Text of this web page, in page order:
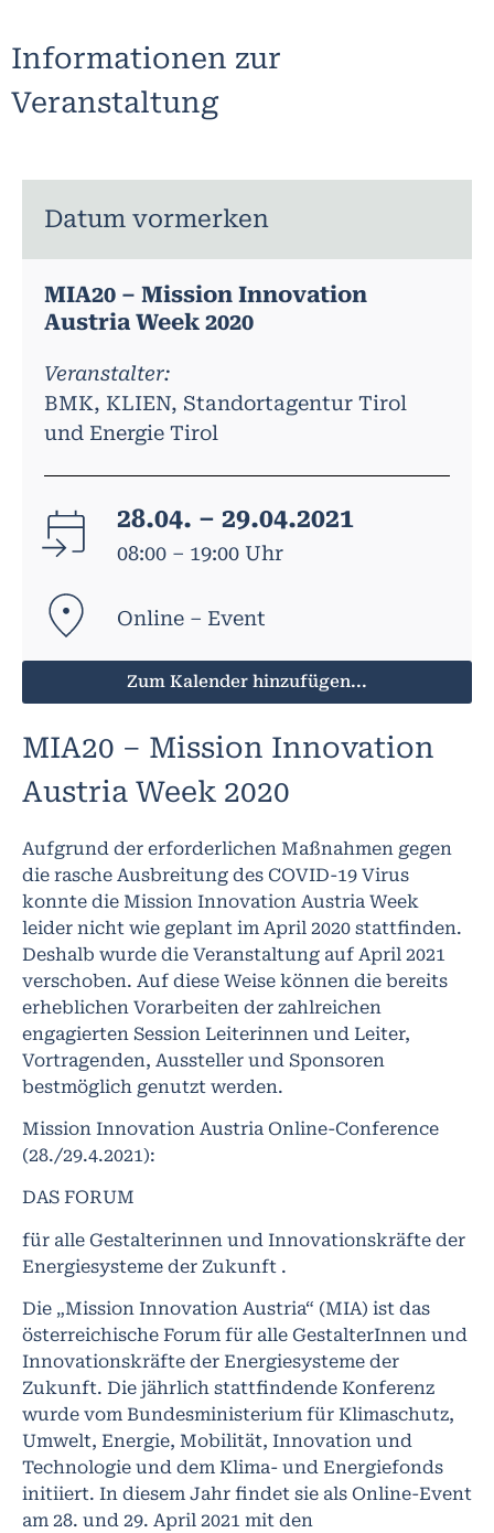
Informationen zur
Veranstaltung
Datum vormerken
MIA20 – Mission Innovation
Austria Week 2020
Veranstalter:
BMK, KLIEN, Standortagentur Tirol
und Energie Tirol
28.04. – 29.04.2021
08:00 – 19:00 Uhr
Online – Event
Zum Kalender hinzufügen...
MIA20 – Mission Innovation
Austria Week 2020
Aufgrund der erforderlichen Maßnahmen gegen
die rasche Ausbreitung des COVID-19 Virus
konnte die Mission Innovation Austria Week
leider nicht wie geplant im April 2020 stattfinden.
Deshalb wurde die Veranstaltung auf April 2021
verschoben. Auf diese Weise können die bereits
erheblichen Vorarbeiten der zahlreichen
engagierten Session Leiterinnen und Leiter,
Vortragenden, Aussteller und Sponsoren
bestmöglich genutzt werden.
Mission Innovation Austria Online-Conference
(28./29.4.2021):
DAS FORUM
für alle Gestalterinnen und Innovationskräfte der
Energiesysteme der Zukunft .
Die „Mission Innovation Austria“ (MIA) ist das
österreichische Forum für alle GestalterInnen und
Innovationskräfte der Energiesysteme der
Zukunft. Die jährlich stattfindende Konferenz
wurde vom Bundesministerium für Klimaschutz,
Umwelt, Energie, Mobilität, Innovation und
Technologie und dem Klima- und Energiefonds
initiiert. In diesem Jahr findet sie als Online-Event
am 28. und 29. April 2021 mit den